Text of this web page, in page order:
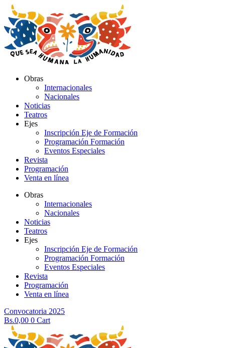
al
contenido
Obras
Internacionales
Nacionales
Noticias
Teatros
Ejes
Inscripción Eje de Formación
Programación Formación
Eventos Especiales
Revista
Programación
Venta en línea
Obras
Internacionales
Nacionales
Noticias
Teatros
Ejes
Inscripción Eje de Formación
Programación Formación
Eventos Especiales
Revista
Programación
Venta en línea
Convocatoria 2025
Bs.0,00 0 Cart